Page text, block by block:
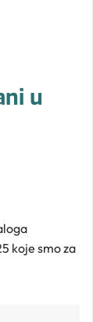
u
koje smo za